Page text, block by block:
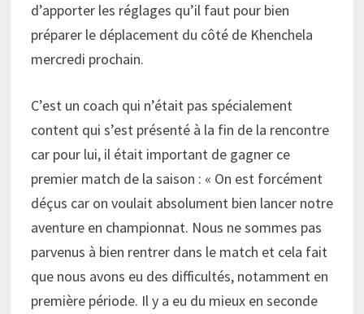
d’apporter les réglages qu’il faut pour bien
préparer le déplacement du côté de Khenchela
mercredi prochain.
C’est un coach qui n’était pas spécialement
content qui s’est présenté à la fin de la rencontre
car pour lui, il était important de gagner ce
premier match de la saison : « On est forcément
déçus car on voulait absolument bien lancer notre
aventure en championnat. Nous ne sommes pas
parvenus à bien rentrer dans le match et cela fait
que nous avons eu des difficultés, notamment en
première période. Il y a eu du mieux en seconde